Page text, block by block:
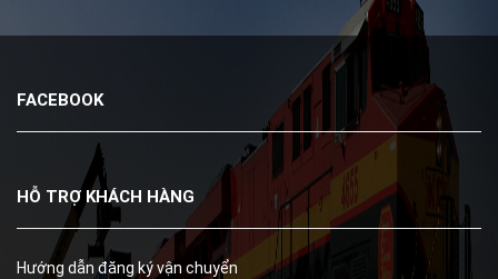
FACEBOOK
HỖ TRỢ KHÁCH HÀNG
Hướng dẫn đăng ký vận chuyển